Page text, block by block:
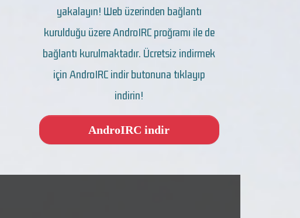
yakalayın! Web üzerinden bağlantı
kurulduğu üzere AndroIRC proğramı ile de
bağlantı kurulmaktadır. Ücretsiz indirmek
için AndroIRC indir butonuna tıklayıp
indirin!
AndroIRC indir